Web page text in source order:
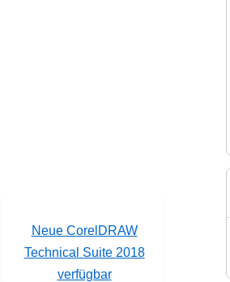
Neue CorelDRAW
Technical Suite 2018
verfügbar